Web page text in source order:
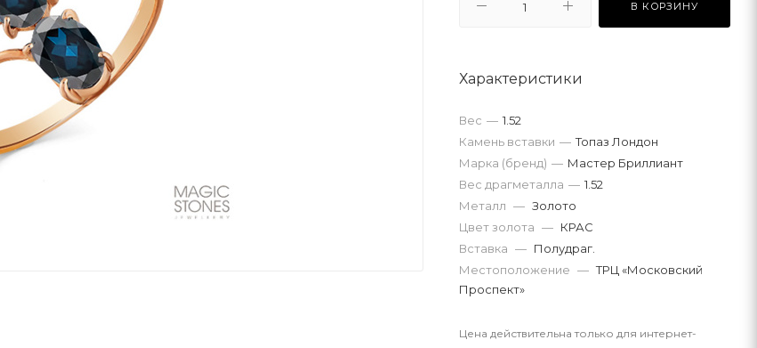
В КОРЗИНУ
Характеристики
Вес драгметалла — 1.52
Марка (бренд) — Мастер Бриллиант
Вес — 1.52
Камень вставки — Топаз Лондон
Металл — Золото
Вставка — Полудраг.
Цвет золота — КРАС
Местоположение — ТРЦ «Московский
Проспект»
Цена действительна только для интернет-